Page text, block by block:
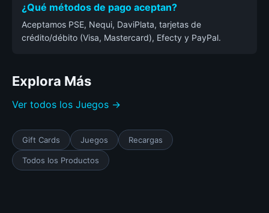
¿Qué métodos de pago aceptan?
Aceptamos PSE, Nequi, DaviPlata, tarjetas de
crédito/débito (Visa, Mastercard), Efecty y PayPal.
Explora Más
Ver todos los Juegos →
Gift Cards Juegos Recargas
Todos los Productos